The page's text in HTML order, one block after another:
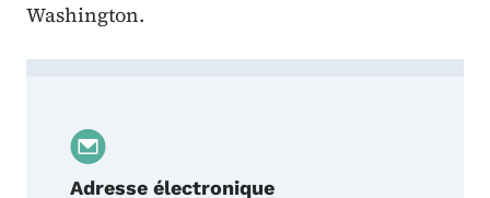
Washington.
Adresse électronique